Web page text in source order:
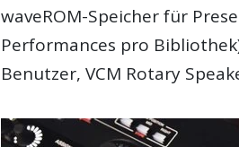
waveROM-Speicher für
Performances pro
Benutzer, VCM Rotary